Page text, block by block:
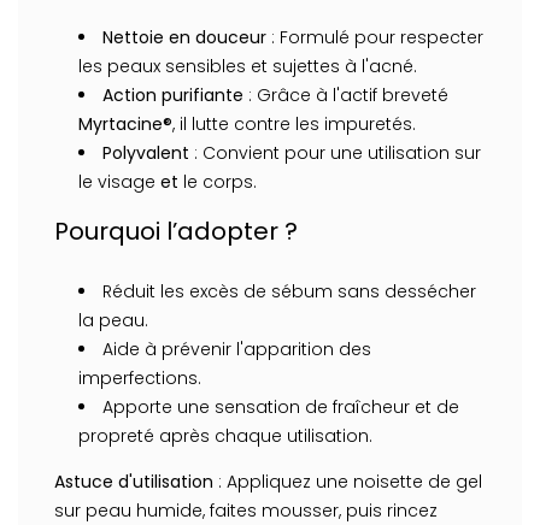
Nettoie en douceur : Formulé pour respecter
les peaux sensibles et sujettes à l'acné.
Action purifiante : Grâce à l'actif breveté
Myrtacine®, il lutte contre les impuretés.
Polyvalent : Convient pour une utilisation sur
le visage et le corps.
Pourquoi l’adopter ?
Réduit les excès de sébum sans dessécher
la peau.
Aide à prévenir l'apparition des
imperfections.
Apporte une sensation de fraîcheur et de
propreté après chaque utilisation.
Astuce d'utilisation : Appliquez une noisette de gel
sur peau humide, faites mousser, puis rincez